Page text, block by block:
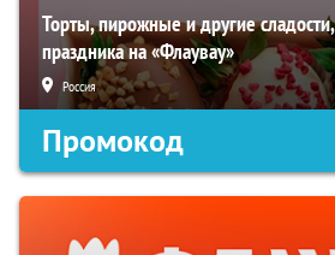
Торты, пирожные и другие
праздника на «Флаувау»
Россия
Промокод